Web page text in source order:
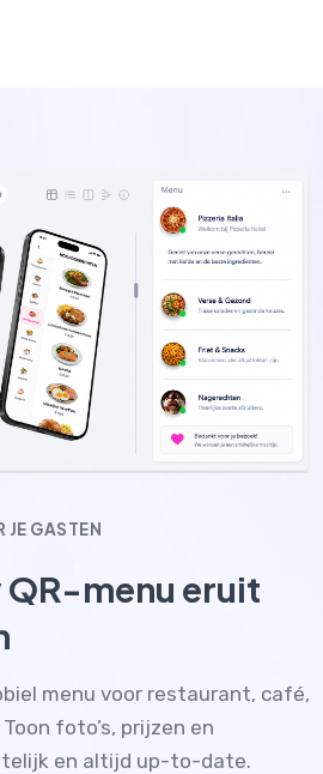
JE GASTEN
QR-menu eruit
menu voor restaurant, café,
foto’s, prijzen en
en altijd up-to-date.